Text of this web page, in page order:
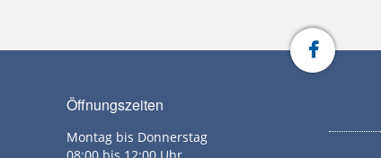
Öffnungszeiten
Montag bis Donnerstag